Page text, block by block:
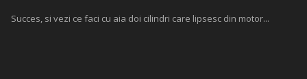
Succes, si vezi ce faci cu aia doi cilindri care lipsesc din motor...